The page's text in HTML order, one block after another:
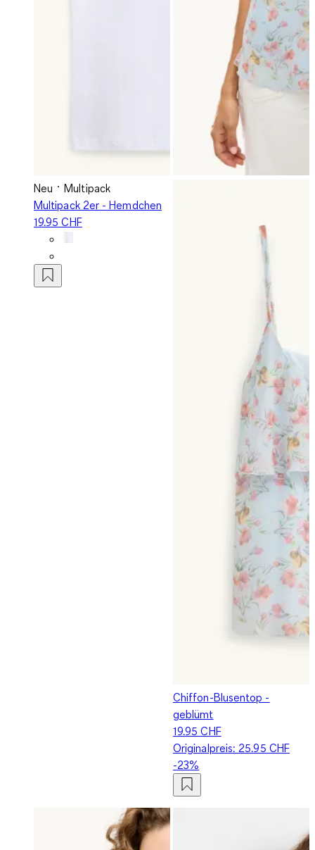
Neu
Multipack
Multipack 2er - Hemdchen
19.95 CHF
Chiffon-Blusentop -
geblümt
19.95 CHF
Originalpreis: 25.95 CHF
-23%